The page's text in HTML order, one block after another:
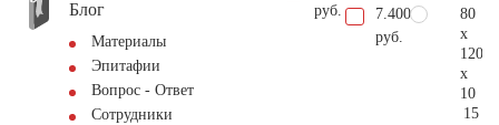
Блог
Материалы
Эпитафии
Вопрос - Ответ
Сотрудники
руб.
7.400
руб.
80
x
120
x
10
15